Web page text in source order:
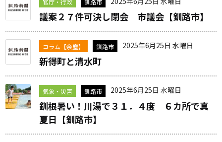
官庁・行政 釧路市
議案２７件可決し閉会 市議会【釧路市】
コラム【余塵】 釧路市 2025年6月25日 水曜日
新得町と清水町
気象・災害 釧路市 2025年6月25日 水曜日
釧根暑い！川湯で３１．４度 ６カ所で真
夏日【釧路市】